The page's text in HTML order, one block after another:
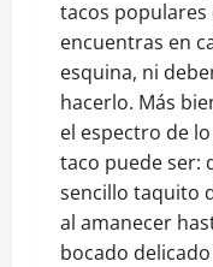
tacos populares
encuentras en
esquina, ni
hacerlo. Más
el espectro de
taco puede ser:
sencillo taquito
al amanecer
bocado